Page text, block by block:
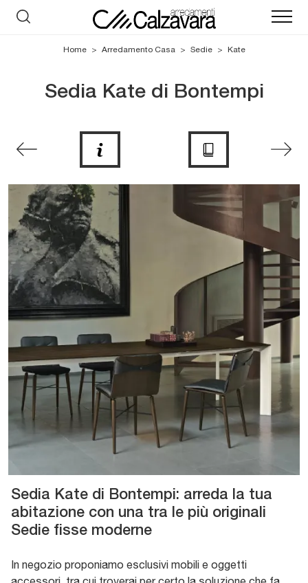
Home > Arredamento Casa > Sedie > Kate
Sedia Kate di Bontempi
Sedia Kate di Bontempi: arreda la tua
abitazione con una tra le più originali
Sedie fisse moderne
In negozio proponiamo esclusivi mobili e oggetti